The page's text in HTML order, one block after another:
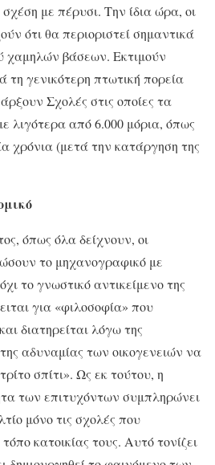
με πέρυσι. Την ίδια ώρα, οι
ότι θα περιοριστεί σημαντικά
χαμηλών βάσεων. Εκτιμούν
τη γενικότερη πτωτική πορεία
Σχολές στις οποίες τα
λιγότερα από 6.000 μόρια, όπως
χρόνια (μετά την κατάργηση της
όπως όλα δείχνουν, οι
το μηχανογραφικό με
το γνωστικό αντικείμενο της
για «φιλοσοφία» που
διατηρείται λόγω της
της αδυναμίας των οικογενειών να
σπίτι». Ως εκ τούτου, η
των επιτυχόντων συμπληρώνει
μόνο τις σχολές που
κατοικίας τους. Αυτό τονίζει